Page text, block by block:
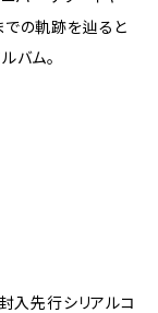
での軌跡を辿ると
バム。
入先行シリアルコ